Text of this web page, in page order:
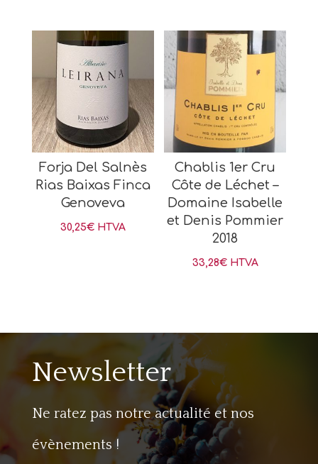
Forja Del Salnès
Rias Baixas Finca
Genoveva
30,25€ HTVA
Chablis 1er Cru
Côte de Léchet –
Domaine Isabelle
et Denis Pommier
2018
33,28€ HTVA
Newsletter
Ne ratez pas notre actualité et nos
évènements !